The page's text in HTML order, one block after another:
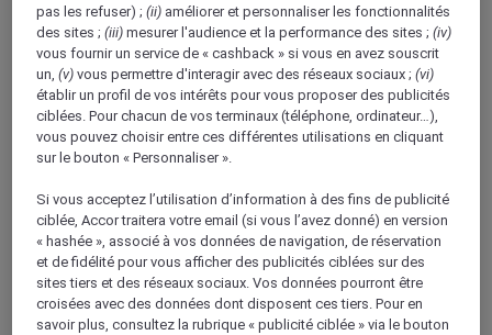
ALL Accor+ Voyager
15% de réduction toute l'annéesur vos séjours dans
+30 marques
DÉCOUVRIR
pas les refuser) ;(ii) améliorer et personnaliser les fonctionnalités
des sites ;(iii) mesurer l'audience et la performance des sites ;(iv)
vous fournir un service de « cashback » si vous en avez souscrit
un,(v) vous permettre d'interagir avec des réseaux sociaux ;(vi)
établir un profil de vos intérêts pour vous proposer des publicités
ciblées. Pour chacun de vos terminaux (téléphone, ordinateur…),
vous pouvez choisir entre ces différentes utilisations en cliquant
sur le bouton « Personnaliser ».
Si vous acceptez l’utilisation d’information à des fins de publicité
ciblée, Accor traitera votre email (si vous l’avez donné) en version
« hashée », associé à vos données de navigation, de réservation
et de fidélité pour vous afficher des publicités ciblées sur des
sites tiers et des réseaux sociaux. Vos données pourront être
croisées avec des données dont disposent ces tiers. Pour en
savoir plus, consultez la rubrique « publicité ciblée » via le bouton